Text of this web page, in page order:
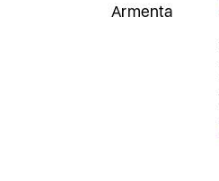
Armenta